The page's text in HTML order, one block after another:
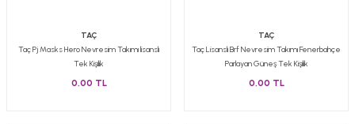
TAÇ
Taç Pj Masks Hero Nevresim Takımı lisanslı
Tek Kişilik
0,00 TL
TAÇ
Taç Lisanslı Brf Nevresim Takımı Fenerbahçe
Parlayan Güneş Tek Kişilik
0,00 TL